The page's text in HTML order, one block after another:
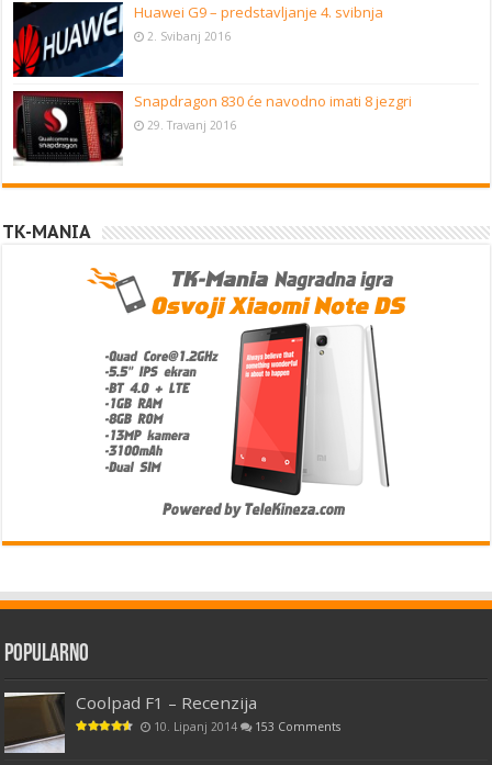
Huawei G9 – predstavljanje 4. svibnja
2. Svibanj 2016
Snapdragon 830 će navodno imati 8 jezgri
29. Travanj 2016
TK-MANIA
Popularno
Coolpad F1 – Recenzija
10. Lipanj 2014 153 Comments